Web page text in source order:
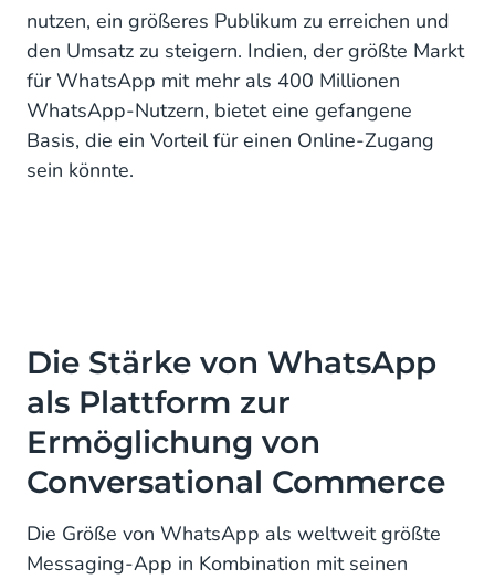
nutzen, ein größeres Publikum zu erreichen und
den Umsatz zu steigern. Indien, der größte Markt
für WhatsApp mit mehr als 400 Millionen
WhatsApp-Nutzern, bietet eine gefangene
Basis, die ein Vorteil für einen Online-Zugang
sein könnte.
Die Stärke von WhatsApp
als Plattform zur
Ermöglichung von
Conversational Commerce
Die Größe von WhatsApp als weltweit größte
Messaging-App in Kombination mit seinen